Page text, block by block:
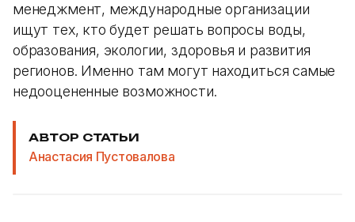
менеджмент, международные организации
ищут тех, кто будет решать вопросы воды,
образования, экологии, здоровья и развития
регионов. Именно там могут находиться самые
недооцененные возможности.
АВТОР СТАТЬИ
Анастасия Пустовалова